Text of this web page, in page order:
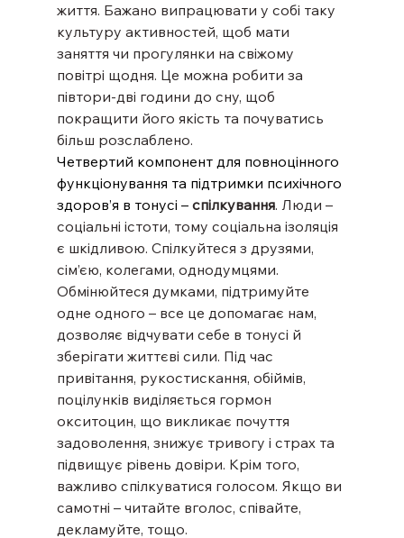
життя. Бажано випрацювати у собі таку
культуру активностей, щоб мати
заняття чи прогулянки на свіжому
повітрі щодня. Це можна робити за
півтори-дві години до сну, щоб
покращити його якість та почуватись
більш розслаблено.
Четвертий компонент для повноцінного
функціонування та підтримки психічного
здоров’я в тонусі – спілкування. Люди –
соціальні істоти, тому соціальна ізоляція
є шкідливою. Спілкуйтеся з друзями,
сім’єю, колегами, однодумцями.
Обмінюйтеся думками, підтримуйте
одне одного – все це допомагає нам,
дозволяє відчувати себе в тонусі й
зберігати життєві сили. Під час
привітання, рукостискання, обіймів,
поцілунків виділяється гормон
окситоцин, що викликає почуття
задоволення, знижує тривогу і страх та
підвищує рівень довіри. Крім того,
важливо спілкуватися голосом. Якщо ви
самотні – читайте вголос, співайте,
декламуйте, тощо.